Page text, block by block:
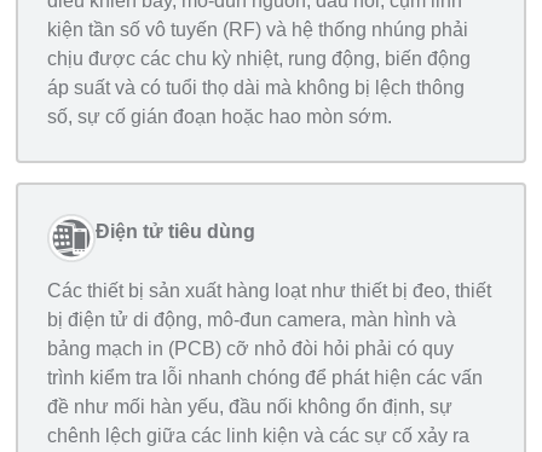
kiện tần số vô tuyến (RF) và hệ thống nhúng phải
chịu được các chu kỳ nhiệt, rung động, biến động
áp suất và có tuổi thọ dài mà không bị lệch thông
số, sự cố gián đoạn hoặc hao mòn sớm.
Điện tử tiêu dùng
Các thiết bị sản xuất hàng loạt như thiết bị đeo, thiết
bị điện tử di động, mô-đun camera, màn hình và
bảng mạch in (PCB) cỡ nhỏ đòi hỏi phải có quy
trình kiểm tra lỗi nhanh chóng để phát hiện các vấn
đề như mối hàn yếu, đầu nối không ổn định, sự
chênh lệch giữa các linh kiện và các sự cố xảy ra